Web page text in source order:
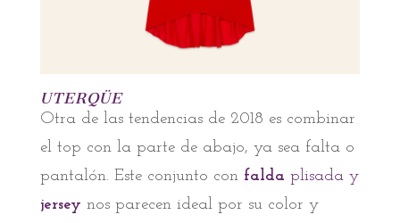
UTERQÜE
Otra de las tendencias de 2018 es combinar
el top con la parte de abajo, ya sea falta o
pantalón. Este conjunto con falda plisada y
jersey nos parecen ideal por su color y